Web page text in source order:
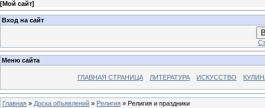
[Мой сайт]
Вход на сайт
Меню сайта
ГЛАВНАЯ СТРАНИЦА ЛИТЕРАТУРА ИСКУССТВО
Главная » Доска объявлений » Религия » Религия и праздники